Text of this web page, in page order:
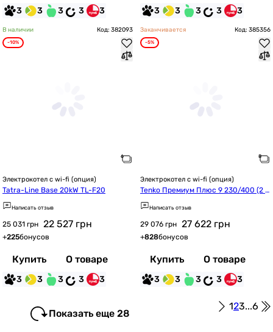
3 3 3 3 3 3 3 3 3 3
В наличии Код: 382093
-10%
Электрокотел с wi-fi (опция)
Tatra-Line Base 20kW TL-F20
Написать отзыв
25 031 грн 22 527 грн
+225бонусов
Купить О товаре
3 3 3 3 3
Заканчивается Код: 385356
-5%
Электрокотел с wi-fi (опция)
Tenko Премиум Плюс 9 230/400 (2 б
лока)
Написать отзыв
29 076 грн 27 622 грн
+828бонусов
Купить О товаре
3 3 3 3 3
Показать еще 28
123...6